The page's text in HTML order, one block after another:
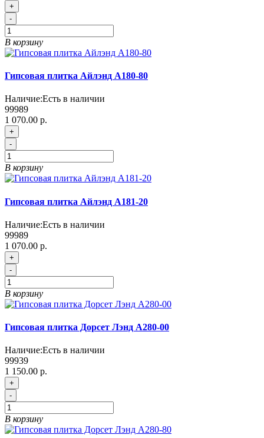
+
-
В корзину
Гипсовая плитка Айлэнд А180-80
Наличие:Есть в наличии
99989
1 070.00 р.
+
-
В корзину
Гипсовая плитка Айлэнд А181-20
Наличие:Есть в наличии
99989
1 070.00 р.
+
-
В корзину
Гипсовая плитка Дорсет Лэнд А280-00
Наличие:Есть в наличии
99939
1 150.00 р.
+
-
В корзину